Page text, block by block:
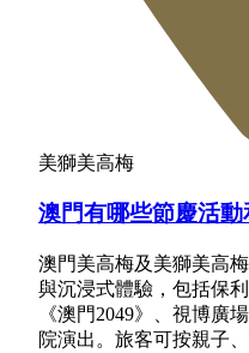
美獅美高梅
澳門有哪些節慶活
澳門美高梅及美獅美高
與沉浸式體驗，包括保
《澳門2049》、視博廣
院演出。旅客可按親子